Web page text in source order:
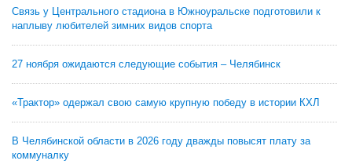
Связь у Центрального стадиона в Южноуральске подготовили к
наплыву любителей зимних видов спорта
27 ноября ожидаются следующие события – Челябинск
«Трактор» одержал свою самую крупную победу в истории КХЛ
В Челябинской области в 2026 году дважды повысят плату за
коммуналку